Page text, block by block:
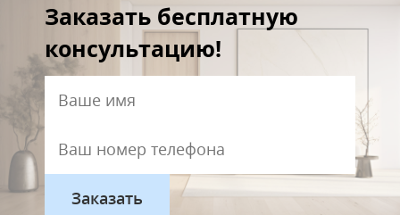
Заказать бесплатную
консультацию!